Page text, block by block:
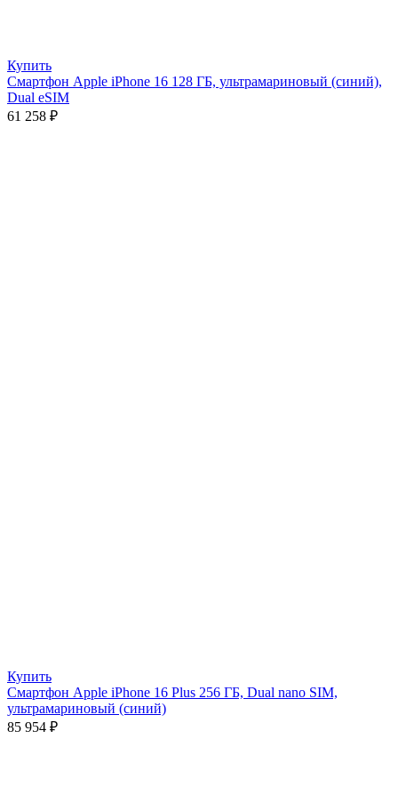
Купить
Смартфон Apple iPhone 16 128 ГБ, ультрамариновый (синий),
Dual eSIM
61 258 ₽
Купить
Смартфон Apple iPhone 16 Plus 256 ГБ, Dual nano SIM,
ультрамариновый (синий)
85 954 ₽